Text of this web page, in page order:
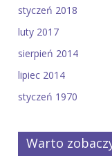
styczeń 2018
luty 2017
sierpień 2014
lipiec 2014
styczeń 1970
Warto